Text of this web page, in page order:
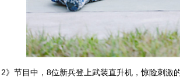
》节目中，8位新兵登上武装直升机，惊险刺激